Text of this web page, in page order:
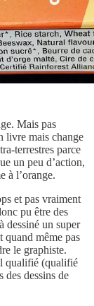
Mais pas
livre mais change
terrestres parce
un peu d’action,
à l’orange.
et pas vraiment
pu être des
dessiné un super
quand même pas
le graphiste.
qualifié (qualifié
des dessins de